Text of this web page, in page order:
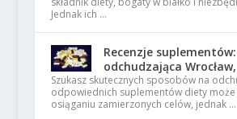
Jednak ich …
Recenzje
odchudzająca Wrocław,
Szukasz skutecznych sposobów na
odpowiednich suplementów diety może
osiąganiu zamierzonych celów, jednak …